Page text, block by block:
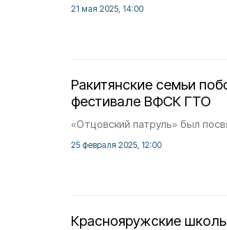
21 мая 2025, 14:00
Ракитянские семьи
фестивале ВФСК ГТО
«Отцовский патруль» был
25 февраля 2025, 12:00
Краснояружские